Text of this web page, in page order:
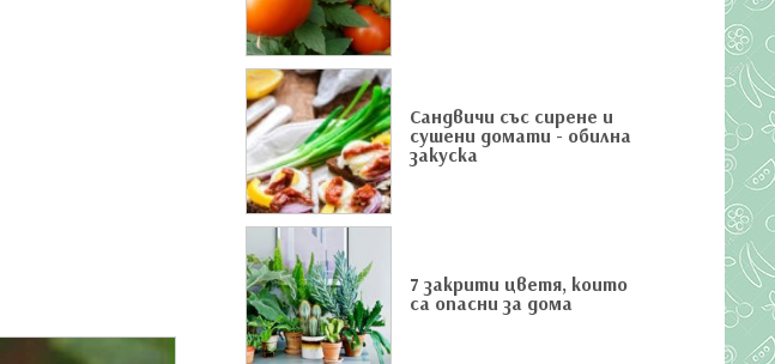
Сандвичи със сирене и
сушени домати - обилна
закуска
7 закрити цветя, които
са опасни за дома